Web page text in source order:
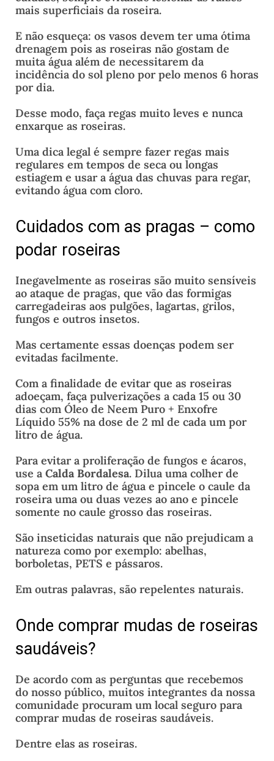
mais superficiais da roseira.
E não esqueça: os vasos devem ter uma ótima
drenagem pois as roseiras não gostam de
muita água além de necessitarem da
incidência do sol pleno por pelo menos 6 horas
por dia.
Desse modo, faça regas muito leves e nunca
enxarque as roseiras.
Uma dica legal é sempre fazer regas mais
regulares em tempos de seca ou longas
estiagem e usar a água das chuvas para regar,
evitando água com cloro.
Cuidados com as pragas – como
podar roseiras
Inegavelmente as roseiras são muito sensíveis
ao ataque de pragas, que vão das formigas
carregadeiras aos pulgões, lagartas, grilos,
fungos e outros insetos.
Mas certamente essas doenças podem ser
evitadas facilmente.
Com a finalidade de evitar que as roseiras
adoeçam, faça pulverizações a cada 15 ou 30
dias com Óleo de Neem Puro + Enxofre
Líquido 55% na dose de 2 ml de cada um por
litro de água.
Para evitar a proliferação de fungos e ácaros,
use a Calda Bordalesa. Dilua uma colher de
sopa em um litro de água e pincele o caule da
roseira uma ou duas vezes ao ano e pincele
somente no caule grosso das roseiras.
São inseticidas naturais que não prejudicam a
natureza como por exemplo: abelhas,
borboletas, PETS e pássaros.
Em outras palavras, são repelentes naturais.
Onde comprar mudas de roseiras
saudáveis?
De acordo com as perguntas que recebemos
do nosso público, muitos integrantes da nossa
comunidade procuram um local seguro para
comprar mudas de roseiras saudáveis.
Dentre elas as roseiras.